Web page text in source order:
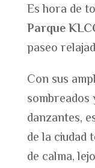
Es hora de
Parque
paseo
Con sus
danzantes,
de la ciudad
de calma,